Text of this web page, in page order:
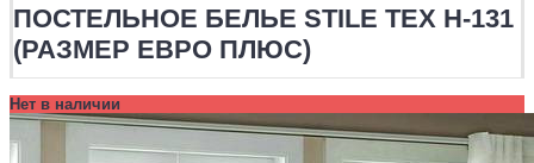
ПОСТЕЛЬНОЕ БЕЛЬЕ STILE TEX H-131
(РАЗМЕР ЕВРО ПЛЮС)
Нет в наличии